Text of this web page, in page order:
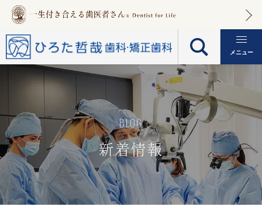
メニュー
BLOG
新着情報